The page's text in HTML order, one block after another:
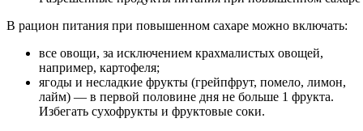
В рацион питания при повышенном сахаре можно включать:
все овощи, за исключением крахмалистых овощей,
например, картофеля;
ягоды и несладкие фрукты (грейпфрут, помело, лимон,
лайм) — в первой половине дня не больше 1 фрукта.
Избегать сухофрукты и фруктовые соки.